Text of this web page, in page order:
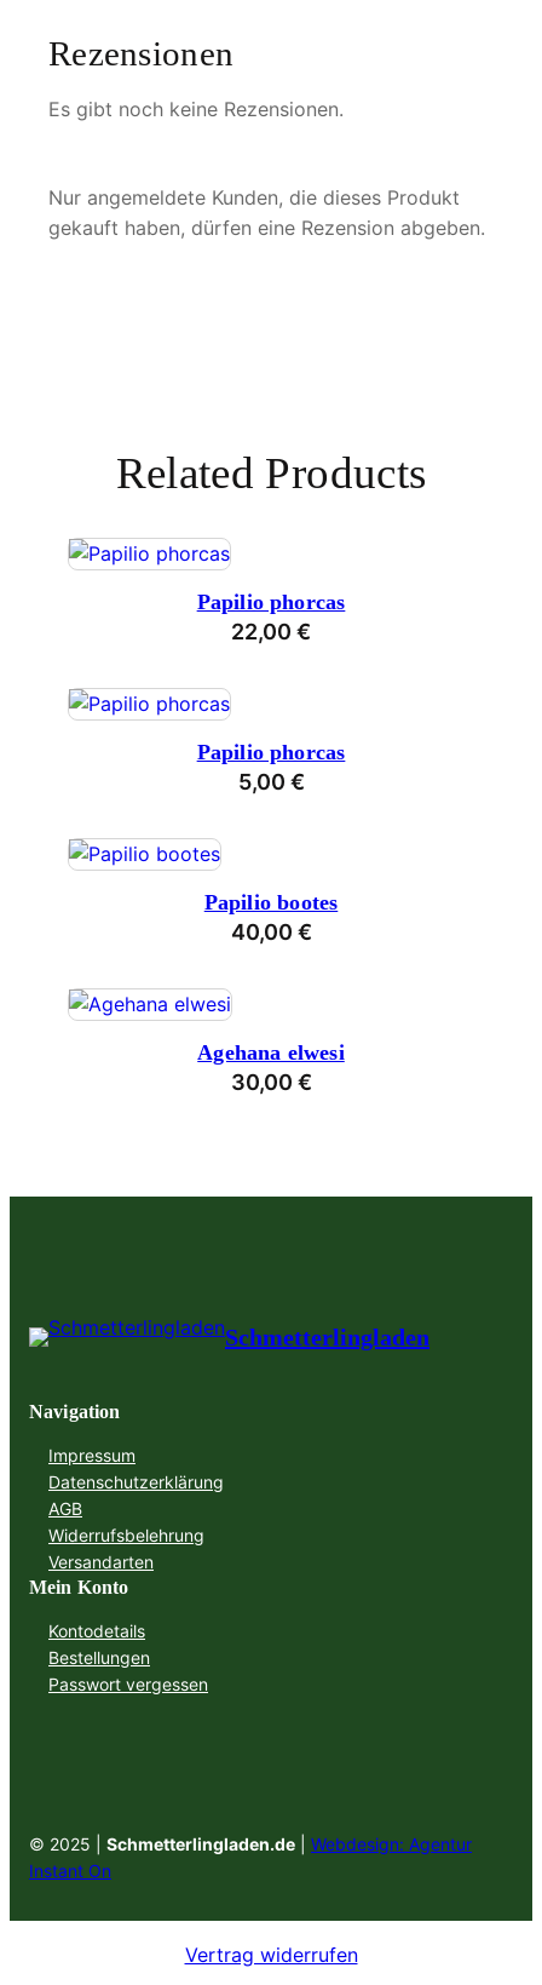
Rezensionen
Es gibt noch keine Rezensionen.
Nur angemeldete Kunden, die dieses Produkt
gekauft haben, dürfen eine Rezension abgeben.
Related Products
Papilio phorcas
22,00 €
Papilio phorcas
5,00 €
Papilio bootes
40,00 €
Agehana elwesi
30,00 €
Schmetterlingladen
Navigation
Impressum
Datenschutzerklärung
AGB
Widerrufsbelehrung
Versandarten
Mein Konto
Kontodetails
Bestellungen
Passwort vergessen
© 2025 | Schmetterlingladen.de
Webdesign: Agentur
Instant On
Vertrag widerrufen